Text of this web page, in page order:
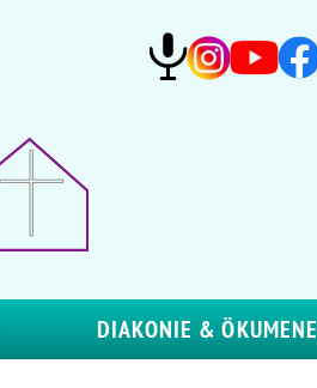
DIAKONIE & ÖKUMENE